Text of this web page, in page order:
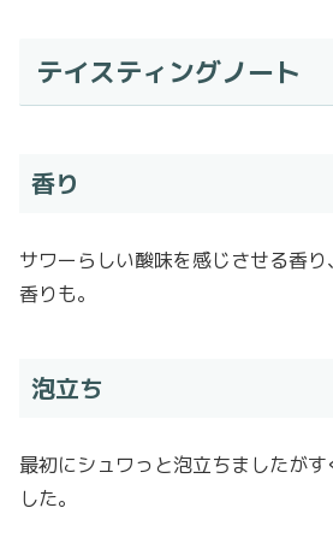
テイスティングノート
香り
サワーらしい酸味を感じさせる香
香りも。
泡立ち
最初にシュワっと泡立ちましたが
した。